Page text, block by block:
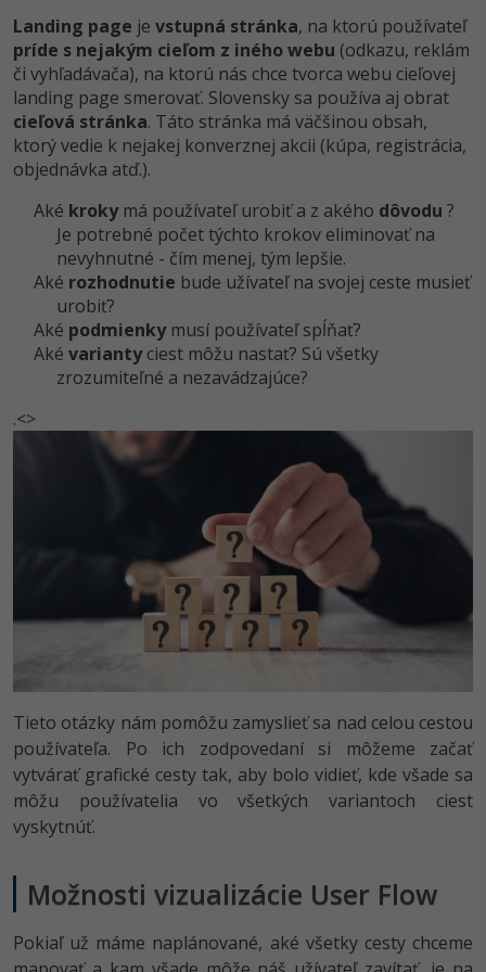
Landing page je vstupná stránka, na ktorú používateľ
príde s nejakým cieľom z iného webu (odkazu, reklám
či vyhľadávača), na ktorú nás chce tvorca webu cieľovej
landing page smerovať. Slovensky sa používa aj obrat
cieľová stránka. Táto stránka má väčšinou obsah,
ktorý vedie k nejakej konverznej akcii (kúpa, registrácia,
objednávka atď.).
Aké krokymá používateľ urobiť a z akého dôvodu ?
Je potrebné počet týchto krokov eliminovať na
nevyhnutné - čím menej, tým lepšie.
Aké rozhodnutie bude užívateľ na svojej ceste musieť
urobiť?
Aké podmienkymusí používateľ spĺňať?
Akévariantyciest môžu nastať? Sú všetky
zrozumiteľné a nezavádzajúce?
.<>
Tieto otázky nám pomôžu zamyslieť sa nad celou cestou
používateľa. Po ich zodpovedaní si môžeme začať
vytvárať grafické cesty tak, aby bolo vidieť, kde všade sa
môžu používatelia vo všetkých variantoch ciest
vyskytnúť.
Možnosti vizualizácie User Flow
Pokiaľ už máme naplánované, aké všetky cesty chceme